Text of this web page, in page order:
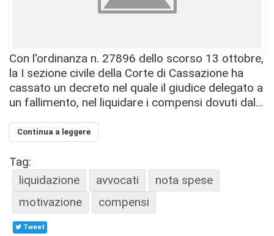
Con l'ordinanza n. 27896 dello scorso 13 ottobre,
la I sezione civile della Corte di Cassazione ha
cassato un decreto nel quale il giudice delegato a
un fallimento, nel liquidare i compensi dovuti dal...
Continua a leggere
Tag:
liquidazione
avvocati
nota spese
motivazione
compensi
Tweet